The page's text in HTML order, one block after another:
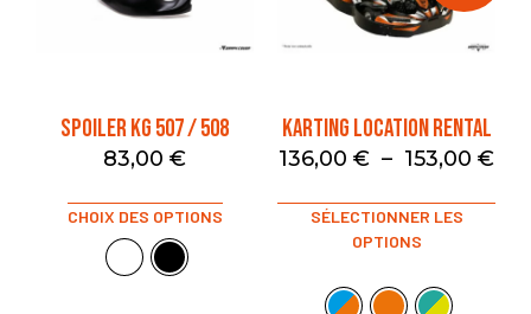
SPOILER KG 507 / 508
83,00 €
CHOIX DES OPTIONS
KARTING LOCATION RENTAL
136,00 € – 153,00 €
SÉLECTIONNER LES
OPTIONS